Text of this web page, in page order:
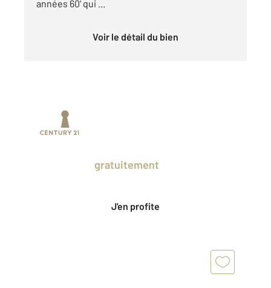
années 60' qui ...
Voir le détail du bien
gratuitement
J'en profite